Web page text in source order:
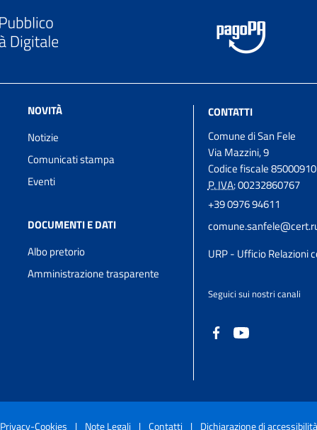
NOVITÀ
Notizie
Comunicati stampa
Eventi
DOCUMENTI E DATI
Albo pretorio
Amministrazione trasparente
CONTATTI
Comune di San Fele
Via Mazzini, 9
Codice fiscale
P. IVA:00232860767
+39 0976 94611
URP - Ufficio Relazioni
Seguici sui nostri canali
Privacy-Cookies | Note Legali | Contatti | Dichiarazione di accessibilità